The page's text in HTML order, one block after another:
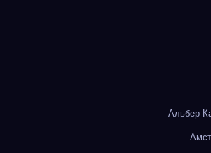
Альбер